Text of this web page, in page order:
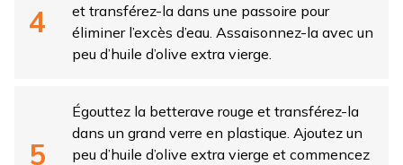
et transférez-la dans une passoire pour
éliminer l’excès d’eau. Assaisonnez-la avec un
peu d’huile d’olive extra vierge.
Égouttez la betterave rouge et transférez-la
dans un grand verre en plastique. Ajoutez un
peu d’huile d’olive extra vierge et commencez